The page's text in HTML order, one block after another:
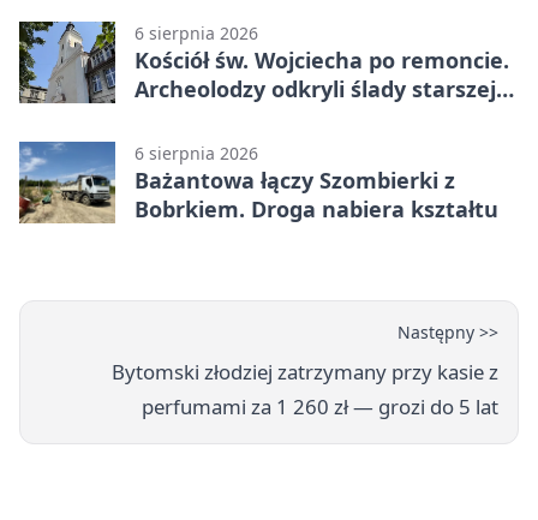
6 sierpnia 2026
Kościół św. Wojciecha po remoncie.
Archeolodzy odkryli ślady starszej
6 sierpnia 2026
Bażantowa łączy Szombierki z
Bobrkiem. Droga nabiera kształtu
Następny >>
Bytomski złodziej zatrzymany przy kasie z
perfumami za 1 260 zł — grozi do 5 lat